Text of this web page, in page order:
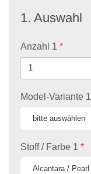
1. Auswahl
Anzahl 1 *
Model-Variante 1
Stoff / Farbe 1 *